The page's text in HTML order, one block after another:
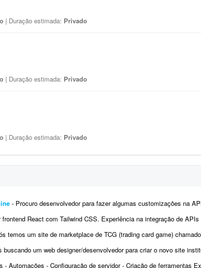
| Duração estimada: Privado
| Duração estimada: Privado
| Duração estimada: Privado
- Procuro desenvolvedor para fazer algumas customizações na API do Fluxer (fluxer.app) para uso em um curso
React com Tailwind CSS. Experiência na integração de APIs REST e autenticação por
um site de marketplace de TCG (trading card game) chamado Capital Collectibles e gostaria de um programador front-
um web designer/desenvolvedor para criar o novo site institucional da BonaFruta Sorvetes. Nossa
Automações - Configuração de servidor - Criação de ferramentas Exemplo